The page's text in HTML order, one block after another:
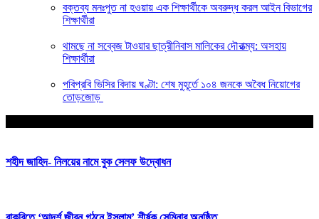
বক্তব্য মনঃপুত না হওয়ায় এক শিক্ষার্থীকে অবরুদ্ধ করল আইন বিভাগের
শিক্ষার্থীরা
থামছে না সব্বেজ টাওয়ার ছাত্রীনিবাস মালিকের দৌরাত্ম্য: অসহায়
শিক্ষার্থীরা
পবিপ্রবি ভিসির বিদায় ঘণ্টা: শেষ মুহূর্তে ১০৪ জনকে অবৈধ নিয়োগের
তোড়জোড়
শহীদ জাহিদ- নিলয়ের নামে বুক সেলফ উদ্বোধন